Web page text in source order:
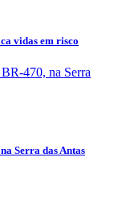
vidas em risco
Serra das Antas